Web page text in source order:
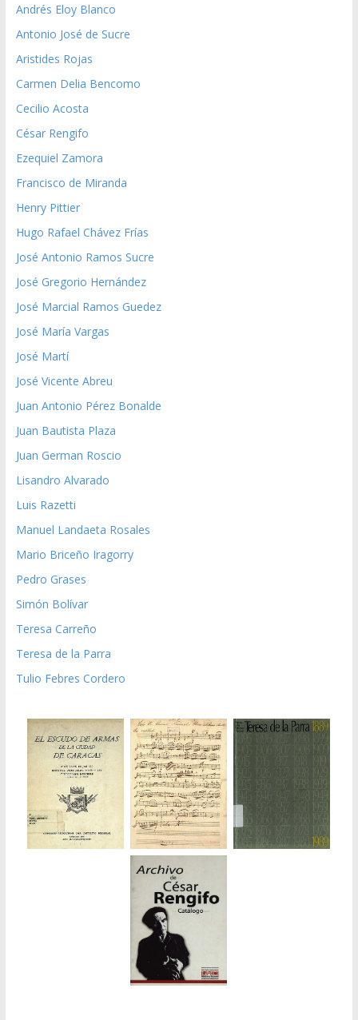
Andrés Eloy Blanco
Antonio José de Sucre
Aristides Rojas
Carmen Delia Bencomo
Cecilio Acosta
César Rengifo
Ezequiel Zamora
Francisco de Miranda
Henry Pittier
Hugo Rafael Chávez Frías
José Antonio Ramos Sucre
José Gregorio Hernández
José Marcial Ramos Guedez
José María Vargas
José Martí
José Vicente Abreu
Juan Antonio Pérez Bonalde
Juan Bautista Plaza
Juan German Roscio
Lisandro Alvarado
Luis Razetti
Manuel Landaeta Rosales
Mario Briceño Iragorry
Pedro Grases
Simón Bolívar
Teresa Carreño
Teresa de la Parra
Tulio Febres Cordero